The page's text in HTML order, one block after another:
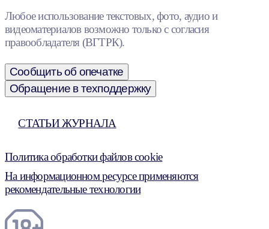
Любое использование текстовых, фото, аудио и
видеоматериалов возможно только с согласия
правообладателя (ВГТРК).
Сообщить об опечатке
Обращение в техподдержку
СТАТЬИ ЖУРНАЛА
Политика обработки файлов cookie
На информационном ресурсе применяются
рекомендательные технологии